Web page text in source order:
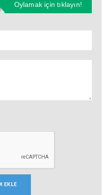
Oylamak için tıklayın!